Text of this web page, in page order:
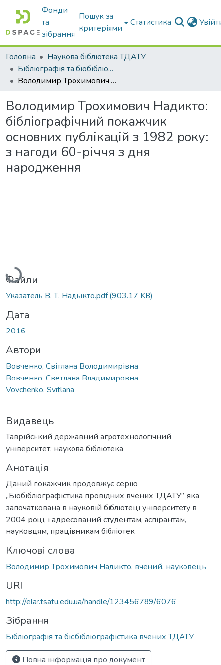
Фонди
та
зібрання
Пошук за
критеріями
Статистика
Головна
Наукова бібліотека ТДАТУ
Бібліографія та біобібліографістика вчених ТДАТУ
Володимир Трохимович Надикто: бібліографічний покажчик основних публікацій з 1982 року: з нагоди 60-річчя з дня народження
Володимир Трохимович Надикто:
бібліографічний покажчик
основних публікацій з 1982 року:
з нагоди 60-річчя з дня
народження
Вантажиться...
Файли
Указатель В. Т. Надыкто.pdf(903.17 KB)
Дата
2016
Автори
Вовченко, Світлана Володимирівна
Вовченко, Светлана Владимировна
Vovchenko, Svitlana
Видавець
Таврійський державний агротехнологічний
університет; наукова бібліотека
Анотація
Даний покажчик продовжує серію
„Біобібліографістика провідних вчених ТДАТУ”, яка
започаткована в науковій бібліотеці університету в
2004 році, і адресований студентам, аспірантам,
науковцям, працівникам бібліотек
Ключові слова
Володимир Трохимович Надикто, вчений, науковець
URI
http://elar.tsatu.edu.ua/handle/123456789/6076
Зібрання
Бібліографія та біобібліографістика вчених ТДАТУ
Повна інформація про документ